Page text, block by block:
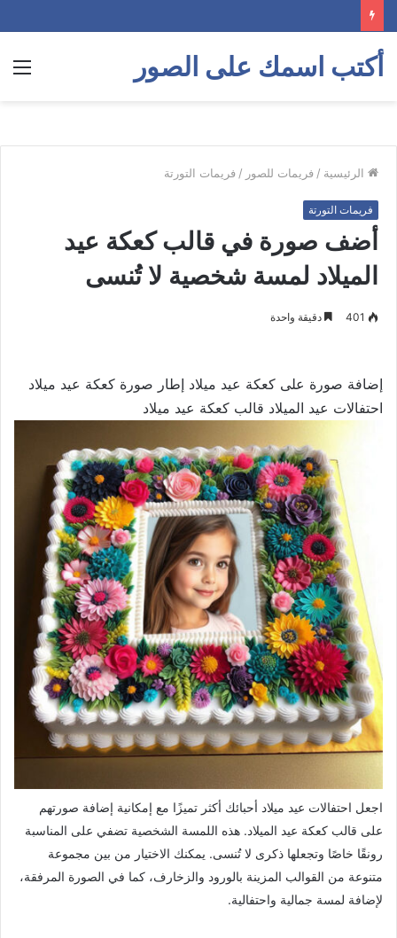
أكتب اسمك على الصور
الرئيسية / فريمات للصور / فريمات التورتة
فريمات التورتة
أضف صورة في قالب كعكة عيد
الميلاد لمسة شخصية لا تُنسى
401 دقيقة واحدة
إضافة صورة على كعكة عيد ميلاد إطار صورة كعكة عيد ميلاد
احتفالات عيد الميلاد قالب كعكة عيد ميلاد
اجعل احتفالات عيد ميلاد أحبائك أكثر تميزًا مع إمكانية إضافة صورتهم
على قالب كعكة عيد الميلاد. هذه اللمسة الشخصية تضفي على المناسبة
رونقًا خاصًا وتجعلها ذكرى لا تُنسى. يمكنك الاختيار من بين مجموعة
متنوعة من القوالب المزينة بالورود والزخارف، كما في الصورة المرفقة،
لإضافة لمسة جمالية واحتفالية.